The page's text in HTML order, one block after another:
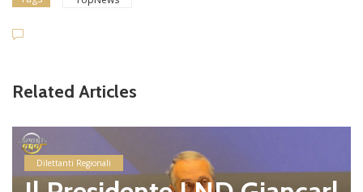
Related Articles
Dilettanti Regionali